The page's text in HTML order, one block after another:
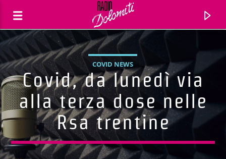
COVID NEWS
Covid, da lunedì via
alla terza dose nelle
Rsa trentine